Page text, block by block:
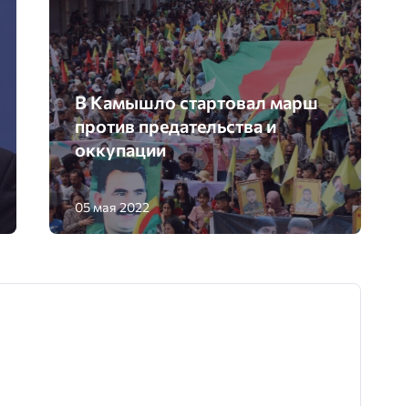
В Камышло стартовал марш
против предательства и
оккупации
05 мая 2022